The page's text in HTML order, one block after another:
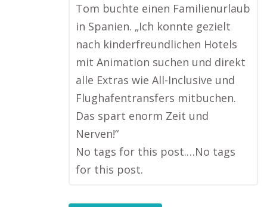
Tom buchte einen Familienurlaub
in Spanien. „Ich konnte gezielt
nach kinderfreundlichen Hotels
mit Animation suchen und direkt
alle Extras wie All-Inclusive und
Flughafentransfers mitbuchen.
Das spart enorm Zeit und
Nerven!“
No tags for this post.…No tags
for this post.